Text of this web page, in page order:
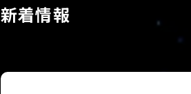
新着情報